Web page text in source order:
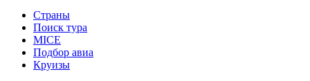
Страны
Поиск тура
MICE
Подбор авиа
Круизы